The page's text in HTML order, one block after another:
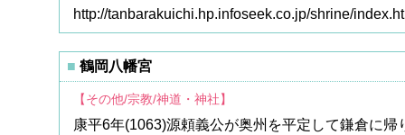
http://tanbarakuichi.hp.infoseek.co.jp/shrine/
鶴岡八幡宮
【その他/宗教/神道・神社】
康平6年(1063)源頼義公が奥州を平定して鎌倉に